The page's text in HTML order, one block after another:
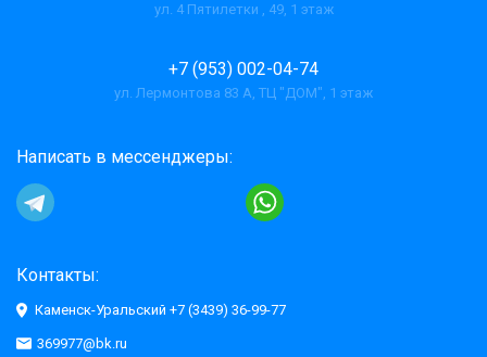
ул. 4 Пятилетки , 49, 1 этаж
+7 (953) 002-04-74
ул. Лермонтова 83 А, ТЦ "ДОМ", 1 этаж
Написать в мессенджеры:
Контакты:
Каменск-Уральский +7 (3439) 36-99-77
369977@bk.ru